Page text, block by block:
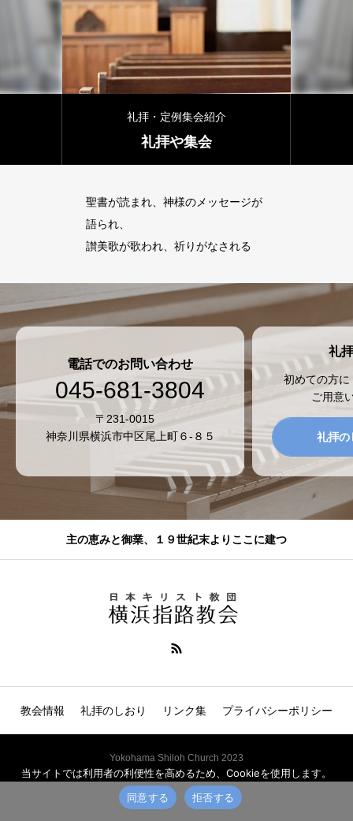
礼拝・定例集会紹介
書が読まれ、神様のメッセージが
美歌が歌われ、祈りがなされる
電話でのお問い合わせ
045-681-3804
〒231-0015
神奈川県横浜市中区尾上町６-８５
礼
初めての方
ご用意
礼拝の
主の恵みと御業、１９世紀末よりここに建つ
教会情報 礼拝のしおり リンク集 プライバシーポリシー
Yokohama Shiloh Church 2023
当サイトでは利用者の利便性を高めるため、Cookieを使用します。
同意する
拒否する